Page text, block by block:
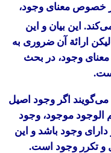
خصوص معنای وجود،
این بیان و این
ارائة آن ضروری به
وجود، در بحث
می‌گویند اگر وجود اصیل
الوجود موجود، وجود
وجود باشد و این
تکرر وجود است.